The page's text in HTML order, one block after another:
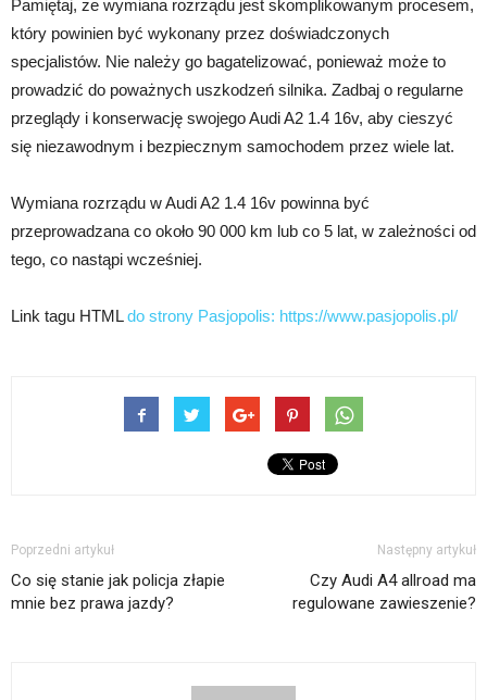
Pamiętaj, że wymiana rozrządu jest skomplikowanym procesem,
który powinien być wykonany przez doświadczonych
specjalistów. Nie należy go bagatelizować, ponieważ może to
prowadzić do poważnych uszkodzeń silnika. Zadbaj o regularne
przeglądy i konserwację swojego Audi A2 1.4 16v, aby cieszyć
się niezawodnym i bezpiecznym samochodem przez wiele lat.
Wymiana rozrządu w Audi A2 1.4 16v powinna być
przeprowadzana co około 90 000 km lub co 5 lat, w zależności od
tego, co nastąpi wcześniej.
Link tagu HTMLdo strony Pasjopolis: https://www.pasjopolis.pl/
Poprzedni artykuł
Co się stanie jak policja złapie
mnie bez prawa jazdy?
Następny artykuł
Czy Audi A4 allroad ma
regulowane zawieszenie?